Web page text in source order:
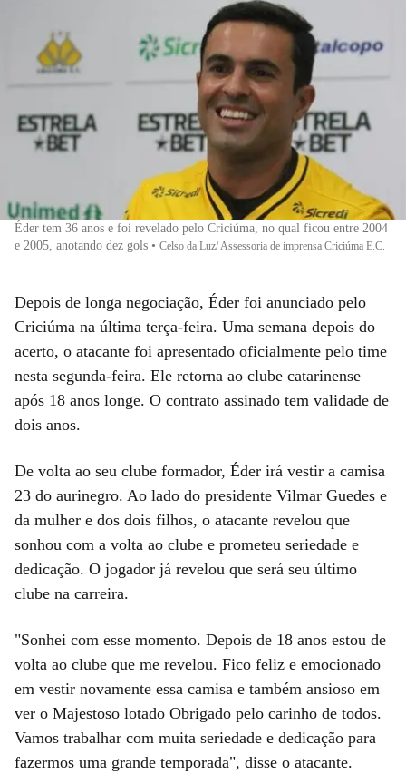
Éder tem 36 anos e foi revelado pelo Criciúma, no qual ficou entre 2004
e 2005, anotando dez gols • Celso da Luz/ Assessoria de imprensa Criciúma E.C.
Depois de longa negociação, Éder foi anunciado pelo
Criciúma na última terça-feira. Uma semana depois do
acerto, o atacante foi apresentado oficialmente pelo time
nesta segunda-feira. Ele retorna ao clube catarinense
após 18 anos longe. O contrato assinado tem validade de
dois anos.
De volta ao seu clube formador, Éder irá vestir a camisa
23 do aurinegro. Ao lado do presidente Vilmar Guedes e
da mulher e dos dois filhos, o atacante revelou que
sonhou com a volta ao clube e prometeu seriedade e
dedicação. O jogador já revelou que será seu último
clube na carreira.
"Sonhei com esse momento. Depois de 18 anos estou de
volta ao clube que me revelou. Fico feliz e emocionado
em vestir novamente essa camisa e também ansioso em
ver o Majestoso lotado Obrigado pelo carinho de todos.
Vamos trabalhar com muita seriedade e dedicação para
fazermos uma grande temporada", disse o atacante.